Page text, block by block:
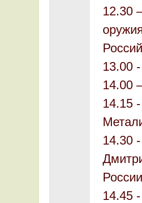
12.30
13.00
14.00
14.15
14.30
России
14.45